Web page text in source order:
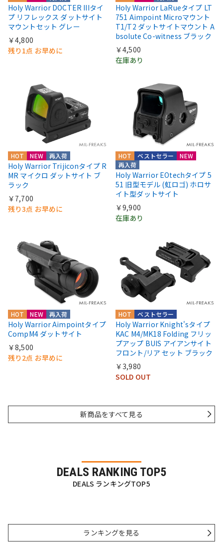
Holy Warrior DOCTER IIIタイ
プ リフレックス ダットサイト
マウントセット グレー
￥4,800
残り1点 お早めに
Holy Warrior LaRueタイプ LT
751 Aimpoint Microマウント
T1/T2 ダットサイトマウント A
bsolute Co-witness ブラック
￥4,500
在庫あり
HOT NEW 再入荷
Holy Warrior Trijiconタイプ R
MR マイクロ ダットサイト ブ
ラック
￥7,700
残り3点 お早めに
HOT
NEW
再入荷
ベストセラー
Holy Warrior EOtechタイプ 5
51 旧型モデル (虹ロゴ) ホロサ
イト型ダットサイト
￥9,900
在庫あり
HOT NEW 再入荷
Holy Warrior Aimpointタイプ
CompM4 ダットサイト
￥8,500
残り2点 お早めに
HOT ベストセラー
Holy Warrior Knight'sタイプ
KAC M4/MK18 Folding フリッ
プアップ BUIS アイアンサイト
フロント/リア セット ブラック
￥3,980
SOLD OUT
新商品をすべて見る
DEALS RANKING TOP5
DEALS ランキングTOP5
ランキングを見る